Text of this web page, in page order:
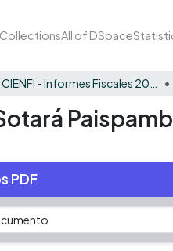
All of DSpace
PDF